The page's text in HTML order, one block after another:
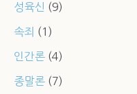
성육신 (9)
속죄 (1)
인간론(4)
종말론(7)